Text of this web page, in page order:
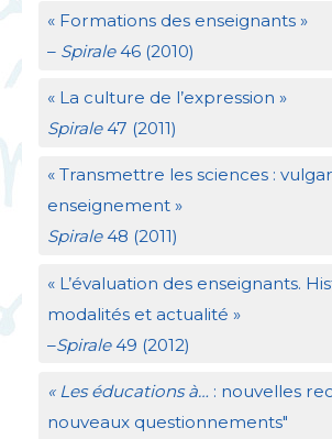
« Formations des enseignants »
– Spirale46 (2010)
« La culture de l’expression »
Spirale47 (2011)
« Transmettre les sciences :
enseignement »
Spirale48 (2011)
« L’évaluation des enseignants.
modalités et actualité »
–Spirale49 (2012)
« Les éducations à… : nouvelles
nouveaux questionnements"